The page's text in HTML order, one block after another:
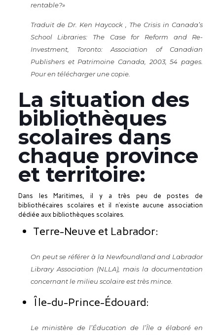
rentable?»
Traduit de Dr. Ken Haycock , The Crisis in Canada’s
School Libraries: The Case for Reform and Re-
Investment, Toronto: Association of Canadian
Publishers et Patrimoine Canada, 2003, 54 pages.
Pour en télécharger unecopie.
La situation des
bibliothèques
scolaires dans
chaque province
et territoire:
Dans les Maritimes, il y a très peu de postes de
bibliothécaires scolaires et il n’existe aucune association
dédiée aux bibliothèques scolaires.
Terre-Neuve et Labrador:
On peut se référer à la Newfoundland and Labrador
Library Association (NLLA), mais la documentation
concernant le milieu scolaire est très mince.
Île-du-Prince-Édouard:
Le ministère de l’Éducation de l’Île a élaboré en